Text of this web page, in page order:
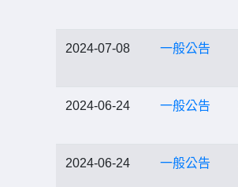
2024-07-08 一般公告
2024-06-24 一般公告
2024-06-24 一般公告